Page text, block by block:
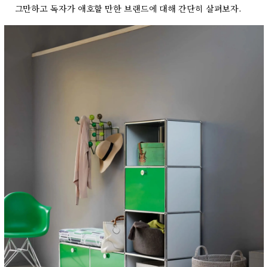
그만하고 독자가 애호할 만한 브랜드에 대해 간단히 살펴보자.